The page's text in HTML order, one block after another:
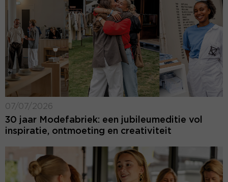
07/07/2026
30 jaar Modefabriek: een jubileumeditie vol
inspiratie, ontmoeting en creativiteit